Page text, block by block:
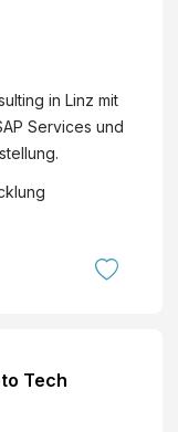
in Linz mit
Services und
Tech